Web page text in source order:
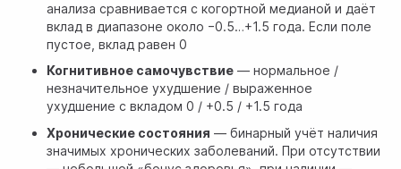
анализа сравнивается с когортной медианой и даёт
вклад в диапазоне около −0.5…+1.5 года. Если поле
пустое, вклад равен 0
Когнитивное самочувствие — нормальное /
незначительное ухудшение / выраженное
ухудшение с вкладом 0 / +0.5 / +1.5 года
Хронические состояния — бинарный учёт наличия
значимых хронических заболеваний. При отсутствии